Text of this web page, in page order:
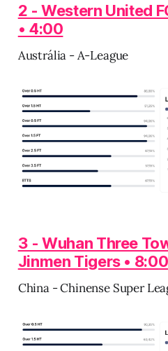
2 - Western United
• 4:00
Austrália - A-League
3 - Wuhan Three
Jinmen Tigers • 8:00
China - Chinense Super